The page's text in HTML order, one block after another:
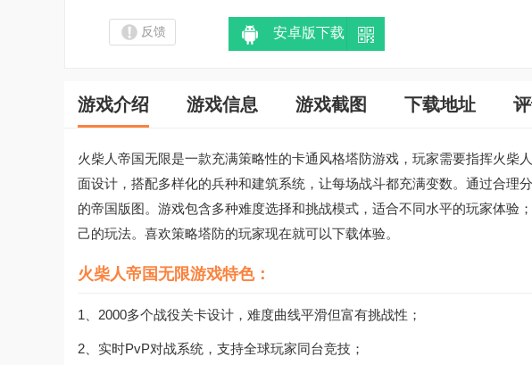
反馈 安卓版下载
游戏介绍 游戏信息 游戏截图 下载地址
火柴人帝国无限是一款充满策略性的卡通风格塔防游戏，玩家需要指挥火柴
面设计，搭配多样化的兵种和建筑系统，让每场战斗都充满变数。通过合理
的帝国版图。游戏包含多种难度选择和挑战模式，适合不同水平的玩家体验
己的玩法。喜欢策略塔防的玩家现在就可以下载体验。
火柴人帝国无限游戏特色：
1、2000多个战役关卡设计，难度曲线平滑但富有挑战性；
2、实时PvP对战系统，支持全球玩家同台竞技；